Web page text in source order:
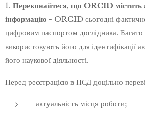
1. Переконайтеся, що ORCID містить
інформацію - ORCID сьогодні
цифровим паспортом дослідника.
використовують його для ідентифікації
його наукової діяльності.
Перед реєстрацією в НСД доцільно
актуальність місця роботи;